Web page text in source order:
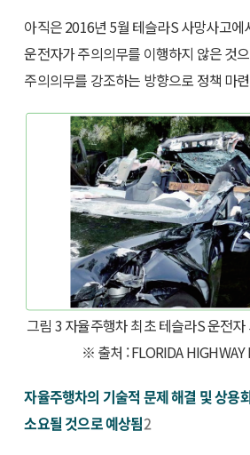
아직은 2016년 5월 테슬라S 사망사고에
운전자가 주의의무를 이행하지 않은 것
주의의무를 강조하는 방향으로 정책 마
그림 3 자율주행차 최초 테슬라S 운전
※ 출처 : FLORIDA HIGHWAY
자율주행차의 기술적 문제 해결 및 상용
소요될 것으로 예상됨2